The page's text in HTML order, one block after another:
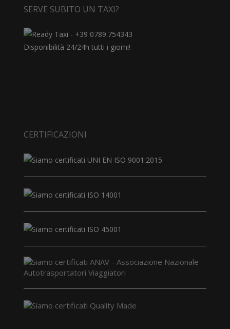
SERVE SUBITO UN TAXI?
Disponibilità 24/24h tutti i giorni!
CERTIFICAZIONI